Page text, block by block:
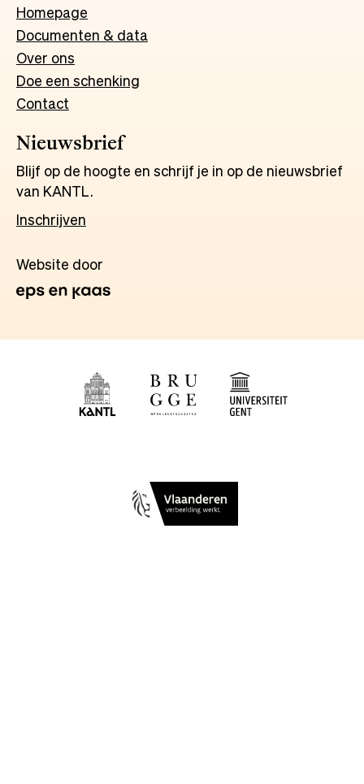
Homepage
Documenten & data
Over ons
Doe een schenking
Contact
Nieuwsbrief
Blijf op de hoogte en schrijf je in op de nieuwsbrief
van KANTL.
Inschrijven
Website door